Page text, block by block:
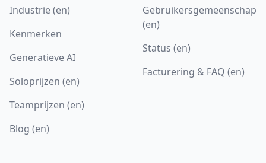
Industrie (en)
Kenmerken
Generatieve AI
Soloprijzen (en)
Teamprijzen (en)
Blog (en)
Gebruikersgemeenschap
(en)
Status (en)
Facturering & FAQ (en)